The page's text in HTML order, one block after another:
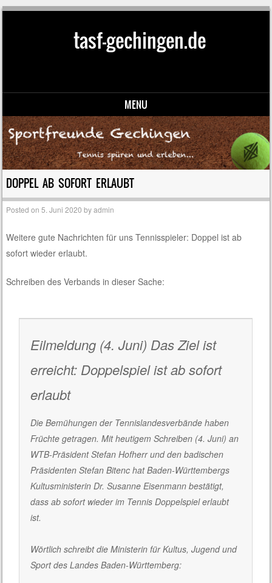
tasf-gechingen.de
MENU
Skip to content
DOPPEL AB SOFORT ERLAUBT
Posted on5. Juni 2020 byadmin
Weitere gute Nachrichten für uns Tennisspieler: Doppel ist ab
sofort wieder erlaubt.
Schreiben des Verbands in dieser Sache:
Eilmeldung (4. Juni) Das Ziel ist
erreicht: Doppelspiel ist ab sofort
erlaubt
Die Bemühungen der Tennislandesverbände haben
Früchte getragen. Mit heutigem Schreiben (4. Juni) an
WTB-Präsident Stefan Hofherr und den badischen
Präsidenten Stefan Bitenc hat Baden-Württembergs
Kultusministerin Dr. Susanne Eisenmann bestätigt,
dass ab sofort wieder im Tennis Doppelspiel erlaubt
ist.
Wörtlich schreibt die Ministerin für Kultus, Jugend und
Sport des Landes Baden-Württemberg: